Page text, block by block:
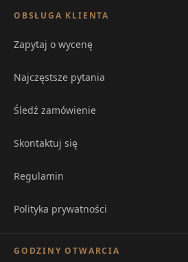
OBSŁUGA KLIENTA
Zapytaj o wycenę
Najczęstsze pytania
Śledź zamówienie
Skontaktuj się
Regulamin
Polityka prywatności
GODZINY OTWARCIA